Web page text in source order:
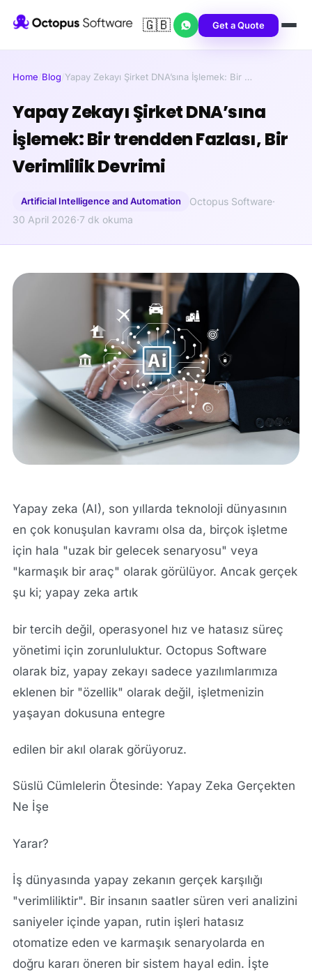
🇬🇧 Get a Quote
Home/Blog/Yapay Zekayı Şirket DNA’sına İşlemek: Bir …
Yapay Zekayı Şirket DNA’sına
İşlemek: Bir trendden Fazlası, Bir
Verimlilik Devrimi
Artificial Intelligence and Automation Octopus Software·
30 April 2026·7 dk okuma
Yapay zeka (AI), son yıllarda teknoloji dünyasının
en çok konuşulan kavramı olsa da, birçok işletme
için hala "uzak bir gelecek senaryosu" veya
"karmaşık bir araç" olarak görülüyor. Ancak gerçek
şu ki; yapay zeka artık
bir tercih değil, operasyonel hız ve hatasız süreç
yönetimi için zorunluluktur. Octopus Software
olarak biz, yapay zekayı sadece yazılımlarımıza
eklenen bir "özellik" olarak değil, işletmenizin
yaşayan dokusuna entegre
edilen bir akıl olarak görüyoruz.
Süslü Cümlelerin Ötesinde: Yapay Zeka Gerçekten
Ne İşe
Yarar?
İş dünyasında yapay zekanın gerçek karşılığı
"verimliliktir". Bir insanın saatler süren veri analizini
saniyeler içinde yapan, rutin işleri hatasız
otomatize eden ve karmaşık senaryolarda en
doğru kararı öneren bir sistem hayal edin. İşte